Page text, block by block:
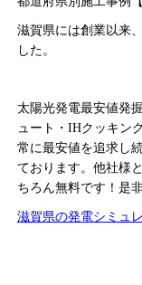
滋賀県には創業以来
した。
太陽光発電最安値発
ュート・IHクッキン
常に最安値を追求し
ております。他社様
ちろん無料です！是
滋賀県の発電シミュ